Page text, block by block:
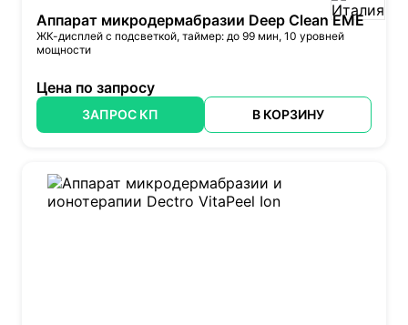
Аппарат микродермабразии Deep Clean EME
ЖК-дисплей с подсветкой, таймер: до 99 мин, 10 уровней
мощности
Цена по запросу
ЗАПРОС КП В КОРЗИНУ